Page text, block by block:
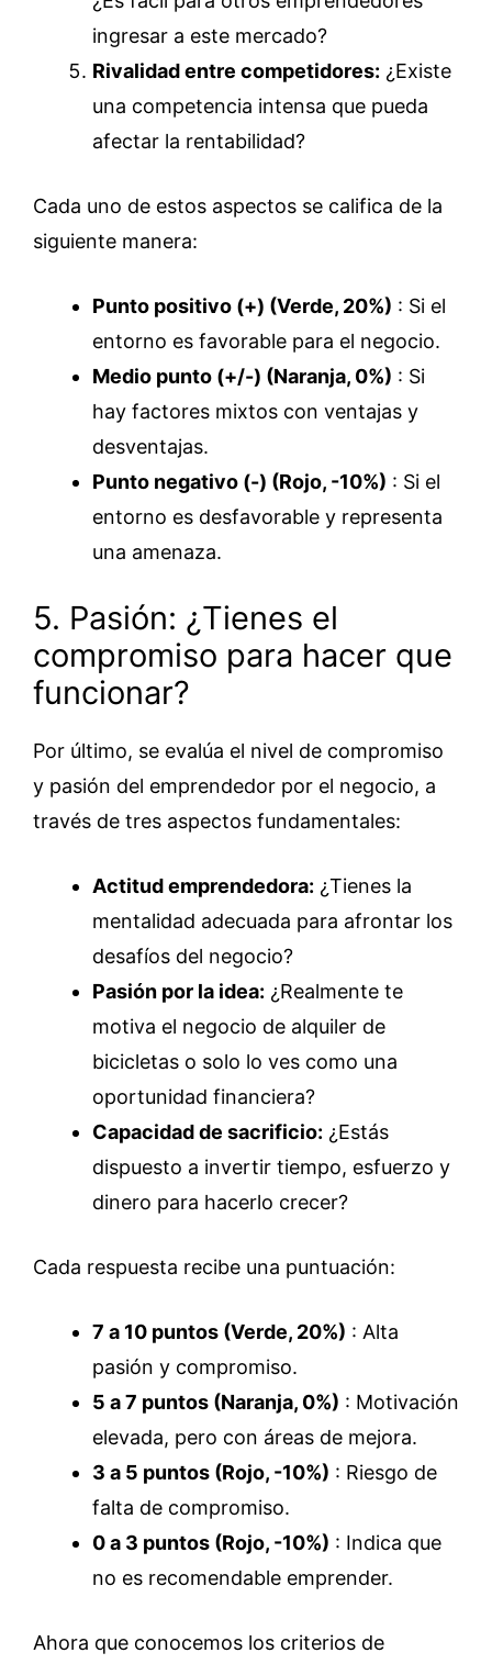
ingresar a este mercado?
Rivalidad entre competidores: ¿Existe
una competencia intensa que pueda
afectar la rentabilidad?
Cada uno de estos aspectos se califica de la
siguiente manera:
Punto positivo (+) (Verde, 20%) : Si el
entorno es favorable para el negocio.
Medio punto (+/-) (Naranja, 0%) : Si
hay factores mixtos con ventajas y
desventajas.
Punto negativo (-) (Rojo, -10%) : Si el
entorno es desfavorable y representa
una amenaza.
5. Pasión: ¿Tienes el
compromiso para hacer que
funcionar?
Por último, se evalúa el nivel de compromiso
y pasión del emprendedor por el negocio, a
través de tres aspectos fundamentales:
Actitud emprendedora: ¿Tienes la
mentalidad adecuada para afrontar los
desafíos del negocio?
Pasión por la idea: ¿Realmente te
motiva el negocio de alquiler de
bicicletas o solo lo ves como una
oportunidad financiera?
Capacidad de sacrificio: ¿Estás
dispuesto a invertir tiempo, esfuerzo y
dinero para hacerlo crecer?
Cada respuesta recibe una puntuación:
7 a 10 puntos (Verde, 20%) : Alta
pasión y compromiso.
5 a 7 puntos (Naranja, 0%) : Motivación
elevada, pero con áreas de mejora.
3 a 5 puntos (Rojo, -10%) : Riesgo de
falta de compromiso.
0 a 3 puntos (Rojo, -10%) : Indica que
no es recomendable emprender.
Ahora que conocemos los criterios de